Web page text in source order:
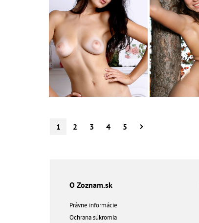
1 2 3 4 5
O Zoznam.sk
Právne informácie
Ochrana súkromia